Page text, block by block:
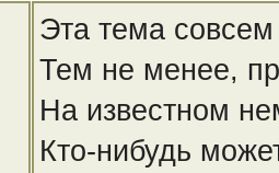
Эта тема совсем
Тем не менее,
На известном
Кто-нибудь